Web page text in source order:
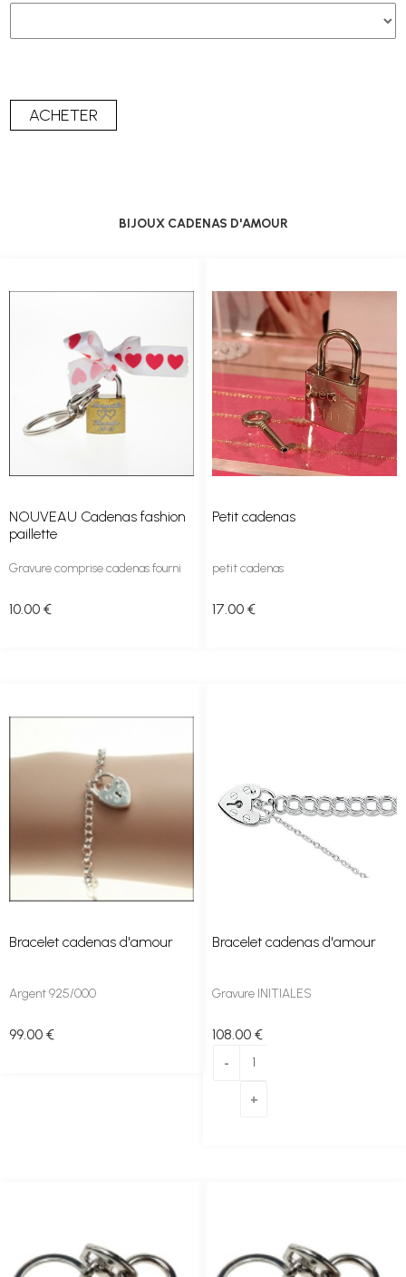
BIJOUX CADENAS D'AMOUR
NOUVEAU Cadenas fashion
paillette
Gravure comprise cadenas fourni
10.00 €
Petit cadenas
petit cadenas
17.00 €
Bracelet cadenas d'amour
Argent 925/000
99.00 €
Bracelet cadenas d'amour
Gravure INITIALES
108.00 €